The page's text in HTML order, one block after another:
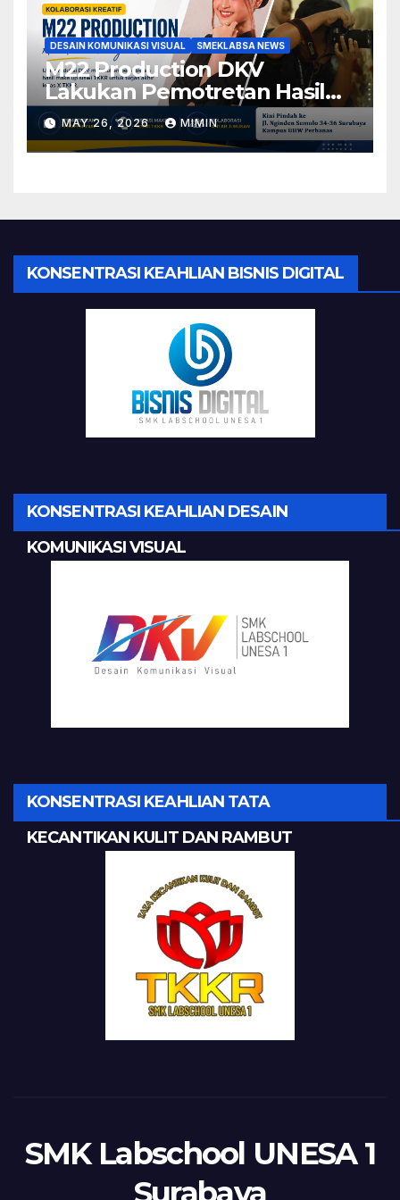
DESAIN KOMUNIKASI VISUAL SMEKLABSA NEWS
M22 Production DKV
Lakukan Pemotretan Hasil
Make Up Tugas Akhir Siswi
TKKR
MAY 26, 2026 MIMIN
KONSENTRASI KEAHLIAN BISNIS DIGITAL
KONSENTRASI KEAHLIAN DESAIN
KOMUNIKASI VISUAL
KONSENTRASI KEAHLIAN TATA
KECANTIKAN KULIT DAN RAMBUT
SMK Labschool UNESA 1